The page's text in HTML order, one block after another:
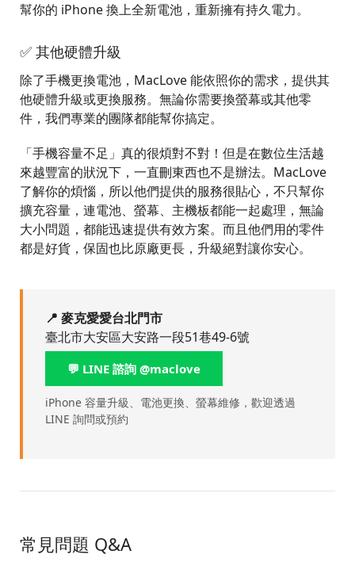
幫你的 iPhone 換上全新電池，重新擁有持久電力。
✅ 其他硬體升級
除了手機更換電池，MacLove 能依照你的需求，提供其
他硬體升級或更換服務。無論你需要換螢幕或其他零
件，我們專業的團隊都能幫你搞定。
「手機容量不足」真的很煩對不對！但是在數位生活越
來越豐富的狀況下，一直刪東西也不是辦法。MacLove
了解你的煩惱，所以他們提供的服務很貼心，不只幫你
擴充容量，連電池、螢幕、主機板都能一起處理，無論
大小問題，都能迅速提供有效方案。而且他們用的零件
都是好貨，保固也比原廠更長，升級絕對讓你安心。
📍 麥克愛愛台北門市
臺北市大安區大安路一段51巷49-6號
💬 LINE 諮詢 @maclove
iPhone 容量升級、電池更換、螢幕維修，歡迎透過
LINE 詢問或預約
常見問題 Q&A